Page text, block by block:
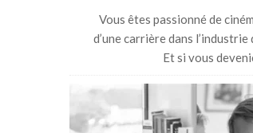
Vous êtes passionné de
d’une carrière dans
Et si vous